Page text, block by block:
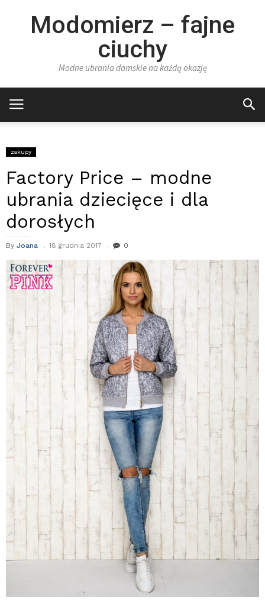
Modomierz – fajne
ciuchy
Modne ubrania damskie na każdą okazję
zakupy
Factory Price – modne
ubrania dziecięce i dla
dorosłych
By Joana 18 grudnia 2017 0